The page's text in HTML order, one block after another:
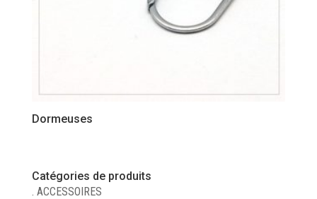
Dormeuses
Catégories de produits
. ACCESSOIRES